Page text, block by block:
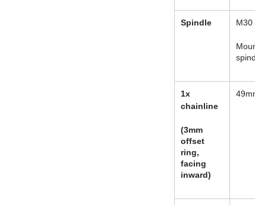
Spindle M30
1x
chainline
(3mm
offset
ring,
facing
inward)